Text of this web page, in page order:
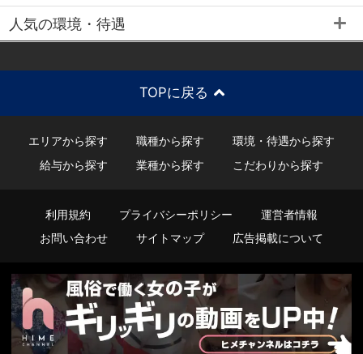
人気の環境・待遇
TOPに戻る
エリアから探す 職種から探す
環境・待遇から探す
給与から探す
業種から探す こだわりから探す
利用規約 プライバシーポリシー
運営者情報
お問い合わせ
サイトマップ 広告掲載について